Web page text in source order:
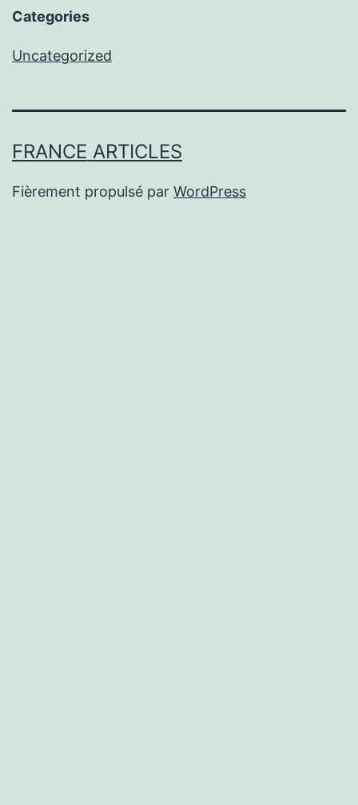
Categories
Uncategorized
FRANCE ARTICLES
Fièrement propulsé par WordPress